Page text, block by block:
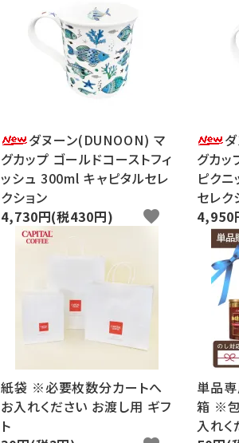
ダヌーン(DUNOON) マ
グカップ ゴールドコーストフィ
ッシュ 300ml キャピタルセレ
クション
4,730円(税430円)
favorite
グカッ
ピク
セレク
4,950
紙袋 ※必要枚数分カートへ
お入れください お渡し用 ギフ
ト
単品
箱 ※
入れく